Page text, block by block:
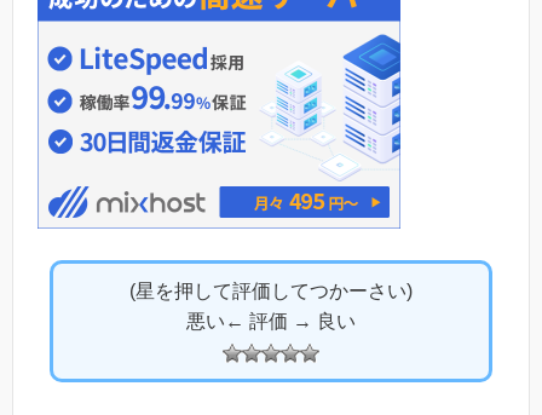
(星を押して評価してつかーさい)
悪い← 評価 → 良い